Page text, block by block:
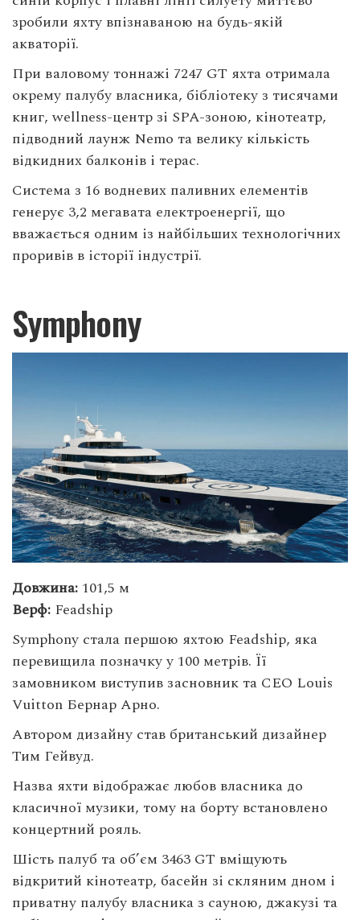
зробили яхту впізнаваною на будь-якій
акваторії.
При валовому тоннажі 7247 GT яхта отримала
окрему палубу власника, бібліотеку з тисячами
книг, wellness-центр зі SPA-зоною, кінотеатр,
підводний лаунж Nemo та велику кількість
відкидних балконів і терас.
Система з 16 водневих паливних елементів
генерує 3,2 мегавата електроенергії, що
вважається одним із найбільших технологічних
проривів в історії індустрії.
Symphony
Довжина: 101,5 м
Верф: Feadship
Symphony стала першою яхтою Feadship, яка
перевищила позначку у 100 метрів. Її
замовником виступив засновник та CEO Louis
Vuitton Бернар Арно.
Автором дизайну став британський дизайнер
Тим Гейвуд.
Назва яхти відображає любов власника до
класичної музики, тому на борту встановлено
концертний рояль.
Шість палуб та об’єм 3463 GT вміщують
відкритий кінотеатр, басейн зі скляним дном і
приватну палубу власника з сауною, джакузі та